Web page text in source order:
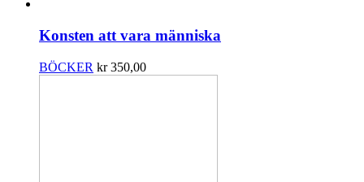
Konsten att vara människa
BÖCKER kr350,00